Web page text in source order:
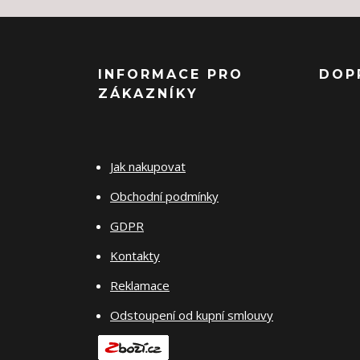
INFORMACE PRO
ZÁKAZNÍKY
Jak nakupovat
Obchodní podmínky
GDPR
Kontakty
Reklamace
Odstoupení od kupní smlouvy